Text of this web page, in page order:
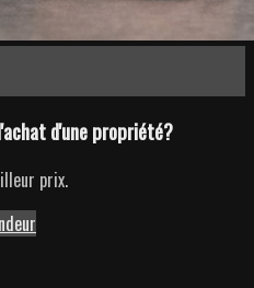
d'une propriété?
prix.